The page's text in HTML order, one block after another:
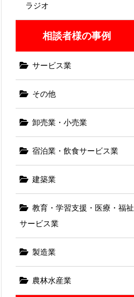
ラジオ
相談者様の事例
サービス業
その他
卸売業・小売業
宿泊業・飲食サービス業
建築業
教育・学習支援・医療・福祉
サービス業
製造業
農林水産業